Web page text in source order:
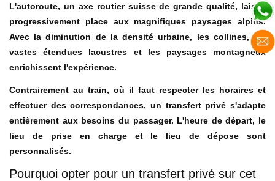
L'autoroute, un axe routier suisse de grande qualité, laisse
progressivement place aux magnifiques paysages alpins.
Avec la diminution de la densité urbaine, les collines, les
vastes étendues lacustres et les paysages montagneux
enrichissent l'expérience.
Contrairement au train, où il faut respecter les horaires et
effectuer des correspondances, un transfert privé s'adapte
entièrement aux besoins du passager. L'heure de départ, le
lieu de prise en charge et le lieu de dépose sont
personnalisés.
Pourquoi opter pour un transfert privé sur cet